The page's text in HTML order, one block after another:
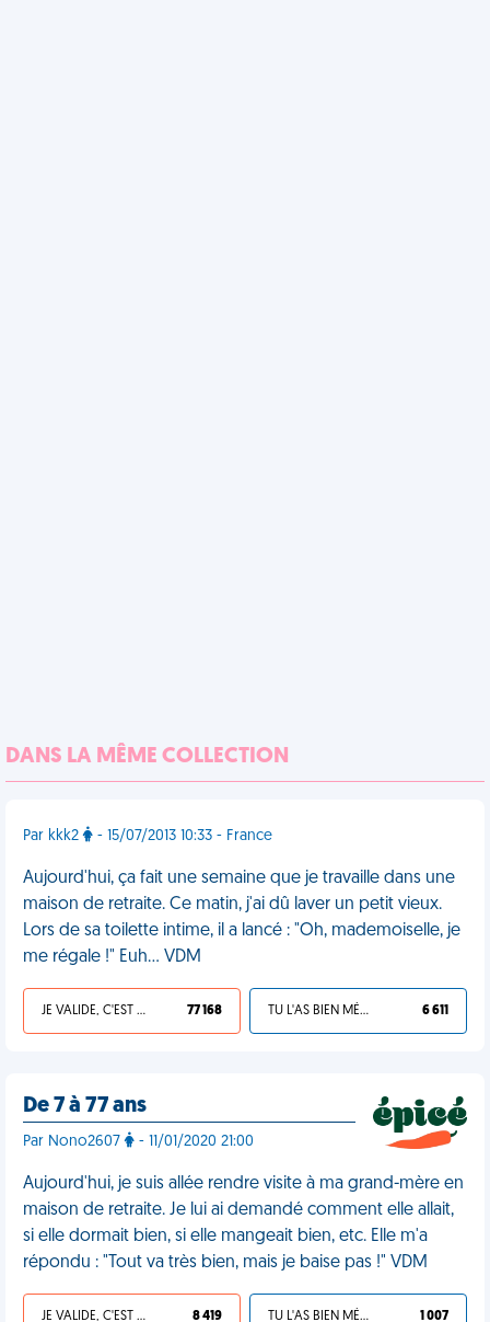
DANS LA MÊME COLLECTION
Par kkk2 - 15/07/2013 10:33 - France
Aujourd'hui, ça fait une semaine que je travaille dans une
maison de retraite. Ce matin, j'ai dû laver un petit vieux.
Lors de sa toilette intime, il a lancé : "Oh, mademoiselle, je
me régale !" Euh... VDM
JE VALIDE, C'EST UNE VDM 77 168 TU L'AS BIEN MÉRITÉ 6 611
De 7 à 77 ans
Par Nono2607 - 11/01/2020 21:00
Aujourd'hui, je suis allée rendre visite à ma grand-mère en
maison de retraite. Je lui ai demandé comment elle allait,
si elle dormait bien, si elle mangeait bien, etc. Elle m'a
répondu : "Tout va très bien, mais je baise pas !" VDM
JE VALIDE, C'EST UNE VDM 8 419 TU L'AS BIEN MÉRITÉ 1 007